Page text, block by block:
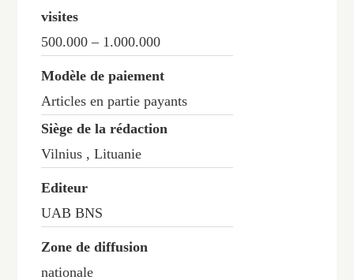
visites
500.000 – 1.000.000
Modèle de paiement
Articles en partie payants
Siège de la rédaction
Vilnius , Lituanie
Editeur
UAB BNS
Zone de diffusion
nationale